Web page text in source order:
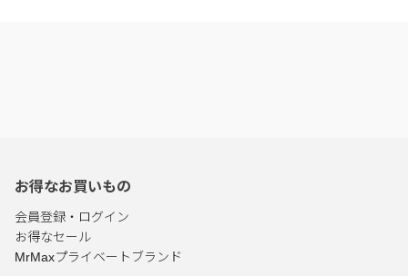
お得なお買いもの
会員登録・ログイン
お得なセール
MrMaxプライベートブランド